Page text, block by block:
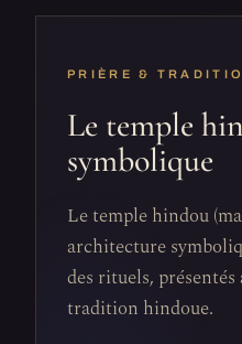
PRIÈRE &
Le temple
symbolique
Le temple hindou
architecture
des rituels,
tradition hindoue.